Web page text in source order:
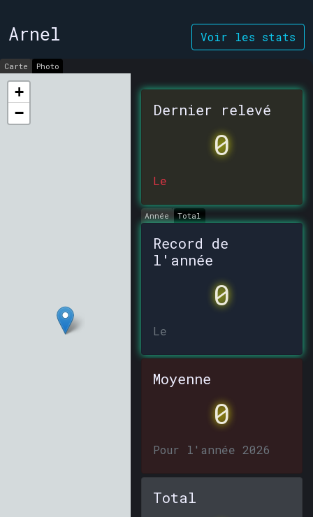
Voir les stats
Arnel
Carte Photo
+
−
Dernier relevé
0
Le
Année Total
Record de
l'année
0
Le
Moyenne
0
Pour l'année 2026
Total